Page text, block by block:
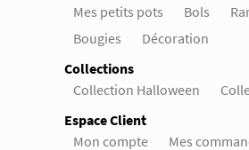
Mes petits pots
Bols
Bougies
Décoration
Collections
Collection Halloween
Espace Client
Mon compte
Mes